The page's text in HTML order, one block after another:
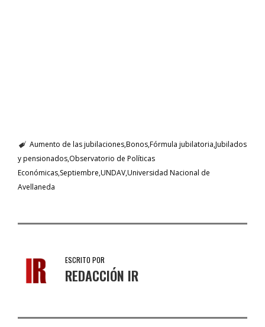
Aumento de las jubilacionesBonosFórmula jubilatoria Jubilados
y pensionados Observatorio de Políticas
Económicas Septiembre UNDAVUniversidad Nacional de
Avellaneda
ESCRITO POR
REDACCIÓN IR